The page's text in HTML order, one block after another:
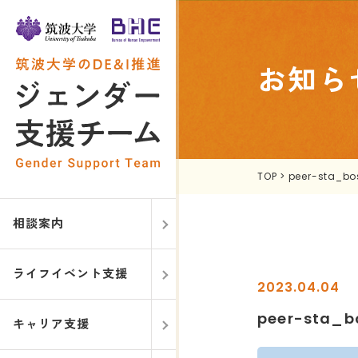
相談案内
ライフイベント支援
キャリア支援
お知
TOP > peer-
2023.04.04
peer-